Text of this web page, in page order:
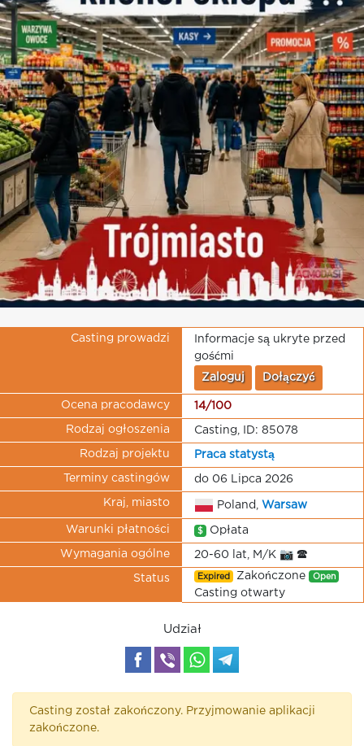
Casting prowadzi
Informacje są ukryte przed
gośćmi
Zaloguj Dołączyć
Ocena pracodawcy 14/100
Rodzaj ogłoszenia Casting, ID: 85078
Rodzaj projektu Praca statystą
Terminy castingów do 06 Lipca 2026
Kraj, miasto Poland, Warsaw
Warunki płatności $ Opłata
Wymagania ogólne 20-60 lat, M/K 📷 🕿
Status Expired Zakończone Open
Casting otwarty
Udział
Casting został zakończony. Przyjmowanie aplikacji
zakończone.